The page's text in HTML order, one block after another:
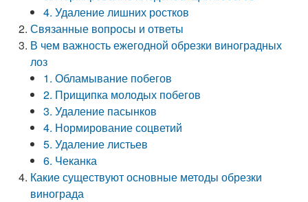
4. Удаление лишних ростков
Связанные вопросы и ответы
В чем важность ежегодной обрезки виноградных
лоз
1. Обламывание побегов
2. Прищипка молодых побегов
3. Удаление пасынков
4. Нормирование соцветий
5. Удаление листьев
6. Чеканка
Какие существуют основные методы обрезки
винограда